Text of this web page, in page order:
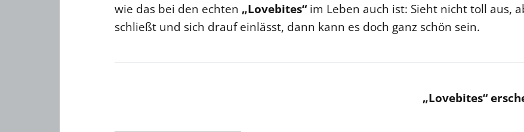
wie das bei den echten „Lovebites“im Leben auch ist: Sieht nicht toll aus,
schließt und sich drauf einlässt, dann kann es doch ganz schön sein.
„Lovebites“